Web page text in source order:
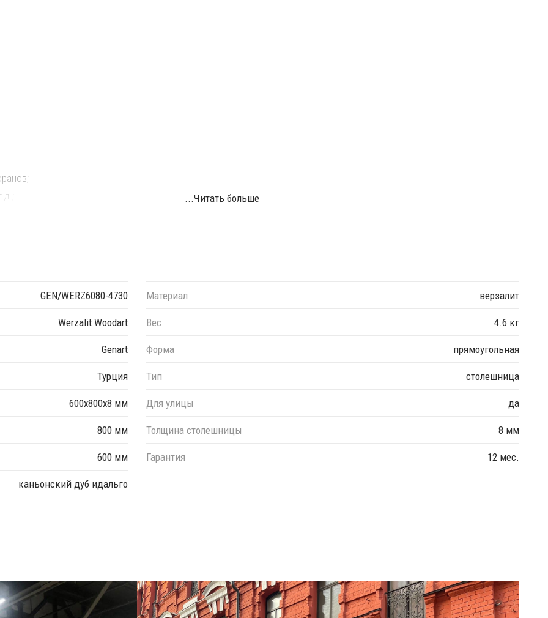
коллекцией декоров
600х1100 мм, 700х1100 мм, 700х1200 мм, 800х1200 мм,
необходимого декора.
...Читать больше
GEN/WERZ6080-4730
Werzalit Woodart
Genart
Турция
600х800х8 мм
800 мм
600 мм
каньонский дуб идальго
Материал верзалит
Вес 4.6 кг
Форма прямоугольная
Тип столешница
Для улицы да
Толщина столешницы 8 мм
Гарантия 12 мес.